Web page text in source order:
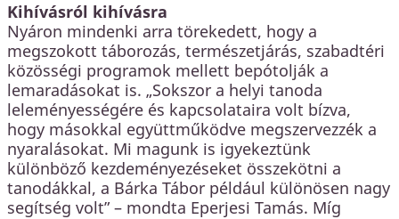
Kihívásról kihívásra
Nyáron mindenki arra törekedett, hogy a
megszokott táborozás, természetjárás, szabadtéri
közösségi programok mellett bepótolják a
lemaradásokat is. „Sokszor a helyi tanoda
leleményességére és kapcsolataira volt bízva,
hogy másokkal együttműködve megszervezzék a
nyaralásokat. Mi magunk is igyekeztünk
különböző kezdeményezéseket összekötni a
tanodákkal, a Bárka Tábor például különösen nagy
segítség volt” – mondta Eperjesi Tamás. Míg